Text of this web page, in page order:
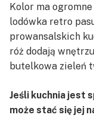
Kolor ma
lodówka retro
prowansalskich
róż dodają
butelkowa zieleń
Jeśli kuchnia jest
może stać się jej